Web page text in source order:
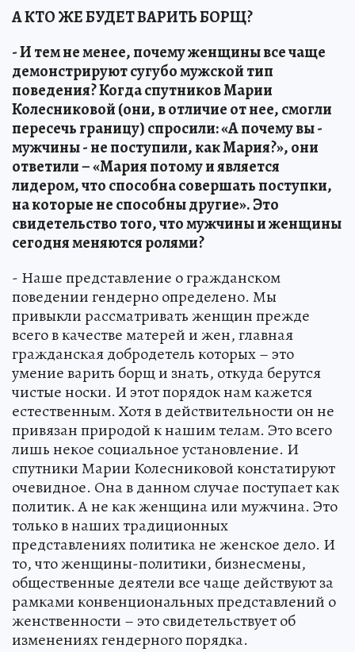
А КТО ЖЕ БУДЕТ ВАРИТЬ БОРЩ?
- И тем не менее, почему женщины все чаще
демонстрируют сугубо мужской тип
поведения? Когда спутников Марии
Колесниковой (они, в отличие от нее, смогли
пересечь границу) спросили: «А почему вы -
мужчины - не поступили, как Мария?», они
ответили – «Мария потому и является
лидером, что способна совершать поступки,
на которые не способны другие». Это
свидетельство того, что мужчины и женщины
сегодня меняются ролями?
- Наше представление о гражданском
поведении гендерно определено. Мы
привыкли рассматривать женщин прежде
всего в качестве матерей и жен, главная
гражданская добродетель которых – это
умение варить борщ и знать, откуда берутся
чистые носки. И этот порядок нам кажется
естественным. Хотя в действительности он не
привязан природой к нашим телам. Это всего
лишь некое социальное установление. И
спутники Марии Колесниковой констатируют
очевидное. Она в данном случае поступает как
политик. А не как женщина или мужчина. Это
только в наших традиционных
представлениях политика не женское дело. И
то, что женщины-политики, бизнесмены,
общественные деятели все чаще действуют за
рамками конвенциональных представлений о
женственности – это свидетельствует об
изменениях гендерного порядка.